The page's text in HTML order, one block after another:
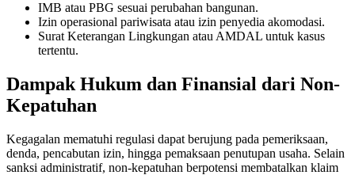
Hidden Cave Temple Is A Best-Kept Secret
Thailand Drafts New Rules to Deport
Ngurah Rai Airport Investigates Bomb Threat
Bali Driver Praised After Refusing Tourist Ride
Authorities Seal Finns Beach Club Wastewater
IMB atau PBG sesuai perubahan bangunan.
Izin operasional pariwisata atau izin penyedia akomodasi.
Surat Keterangan Lingkungan atau AMDAL untuk kasus
tertentu.
Dampak Hukum dan Finansial dari Non-
Kepatuhan
Kegagalan mematuhi regulasi dapat berujung pada pemeriksaan,
denda, pencabutan izin, hingga pemaksaan penutupan usaha. Selain
sanksi administratif, non-kepatuhan berpotensi membatalkan klaim